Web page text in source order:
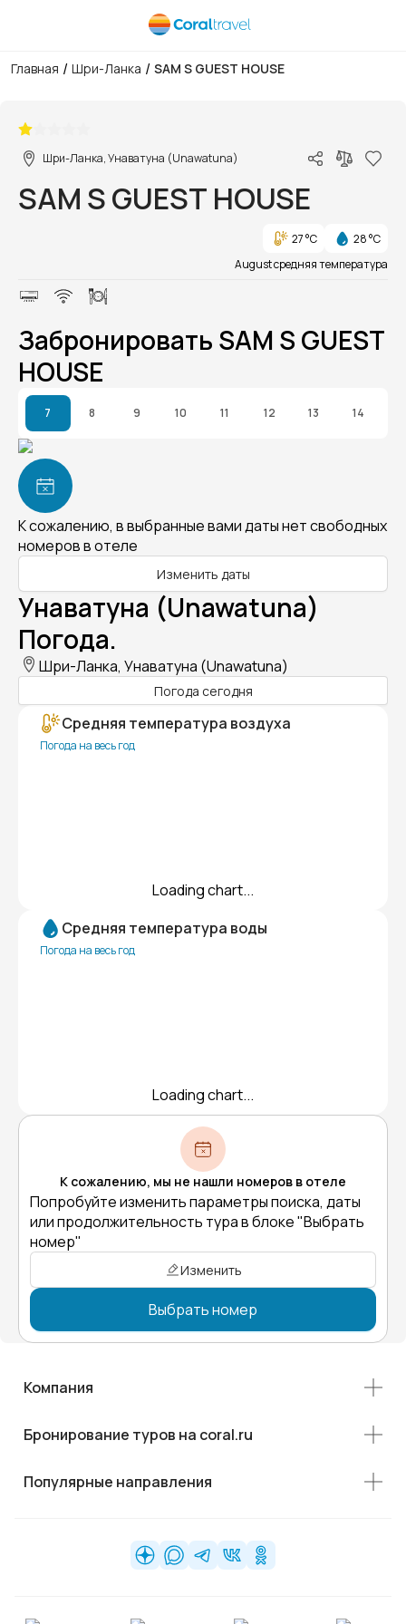
Главная / Шри-Ланка / SAM S GUEST HOUSE
Шри-Ланка, Унаватуна (Unawatuna)
SAM S GUEST HOUSE
27 °C
28 °C
August средняя температура
Забронировать SAM S GUEST
HOUSE
7 8 9 10 11 12 13 14
К сожалению, в выбранные вами даты нет свободных
номеров в отеле
Изменить даты
Унаватуна (Unawatuna)
Погода.
Шри-Ланка, Унаватуна (Unawatuna)
Погода сегодня
Средняя температура воздуха
Погода на весь год
Loading chart...
Средняя температура воды
Погода на весь год
Loading chart...
К сожалению, мы не нашли номеров в отеле
Попробуйте изменить параметры поиска, даты
или продолжительность тура в блоке "Выбрать
номер"
Изменить
Выбрать номер
Компания
Бронирование туров на coral.ru
Популярные направления